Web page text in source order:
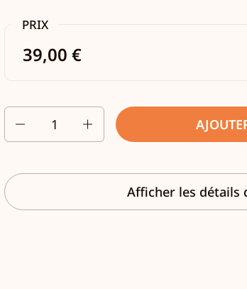
PRIX
39,00 €
Quantité
Afficher les détails